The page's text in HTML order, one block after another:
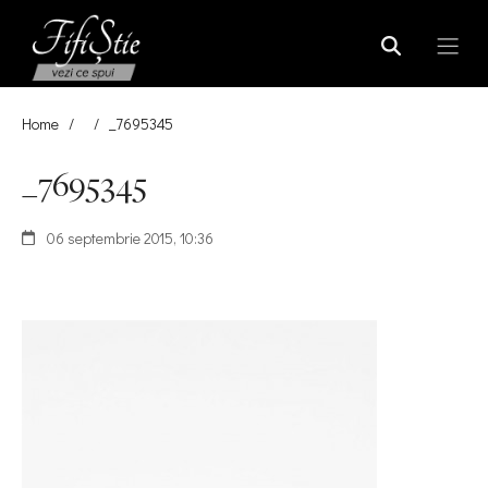
Home / / _7695345
_7695345
06 septembrie 2015, 10:36